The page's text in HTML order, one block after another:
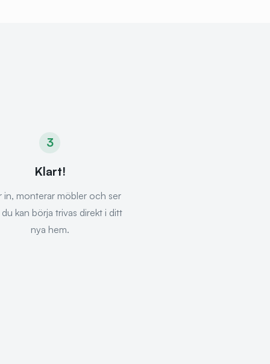
3
Klart!
in, monterar möbler och ser
kan börja trivas direkt i ditt
nya hem.